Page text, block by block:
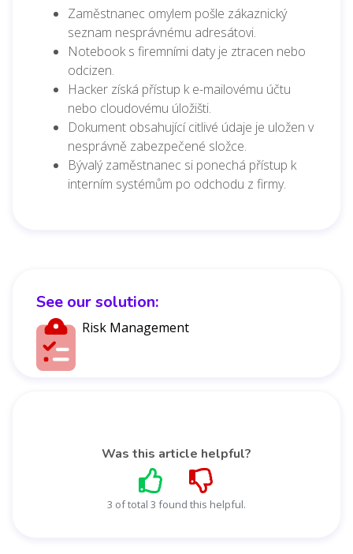
See our solution:
Risk Management
Was this article helpful?
3 of total 3 found this helpful.
Zaměstnanec omylem pošle zákaznický
seznam nesprávnému adresátovi.
Notebook s firemními daty je ztracen nebo
odcizen.
Hacker získá přístup k e-mailovému účtu
nebo cloudovému úložišti.
Dokument obsahující citlivé údaje je uložen v
nesprávně zabezpečené složce.
Bývalý zaměstnanec si ponechá přístup k
interním systémům po odchodu z firmy.